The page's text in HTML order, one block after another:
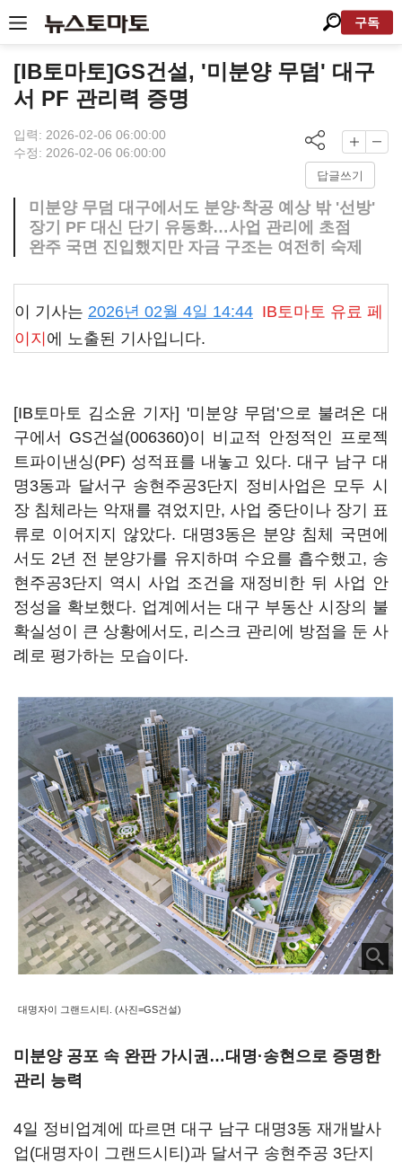
구독
[IB토마토]GS건설, '미분양 무덤' 대구
서 PF 관리력 증명
입력: 2026-02-06 06:00:00
수정: 2026-02-06 06:00:00
답글쓰기
미분양 무덤 대구에서도 분양·착공 예상 밖 '선방'
장기 PF 대신 단기 유동화…사업 관리에 초점
완주 국면 진입했지만 자금 구조는 여전히 숙제
이 기사는 2026년 02월 4일 14:44 IB토마토 유료 페
이지 에 노출된 기사입니다.
[IB토마토 김소윤 기자] '미분양 무덤'으로 불려온 대
구에서 GS건설(006360)이 비교적 안정적인 프로젝
트파이낸싱(PF) 성적표를 내놓고 있다. 대구 남구 대
명3동과 달서구 송현주공3단지 정비사업은 모두 시
장 침체라는 악재를 겪었지만, 사업 중단이나 장기 표
류로 이어지지 않았다. 대명3동은 분양 침체 국면에
서도 2년 전 분양가를 유지하며 수요를 흡수했고, 송
현주공3단지 역시 사업 조건을 재정비한 뒤 사업 안
정성을 확보했다. 업계에서는 대구 부동산 시장의 불
확실성이 큰 상황에서도, 리스크 관리에 방점을 둔 사
례로 평가하는 모습이다.
대명자이 그랜드시티. (사진=GS건설)
미분양 공포 속 완판 가시권…대명·송현으로 증명한
관리 능력
4일 정비업계에 따르면 대구 남구 대명3동 재개발사
업(대명자이 그랜드시티)과 달서구 송현주공 3단지